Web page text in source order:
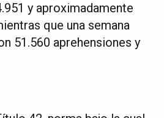
y aproximadamente
que una semana
51.560 aprehensiones y